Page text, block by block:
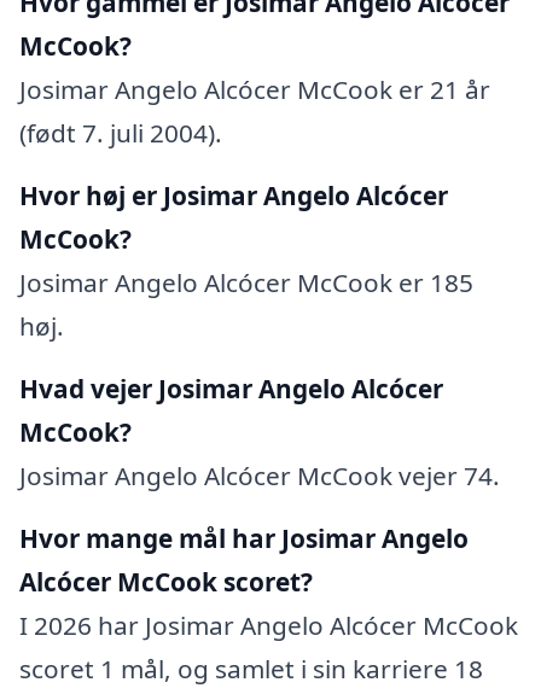
McCook?
Josimar Angelo Alcócer McCook er 21 år
(født 7. juli 2004).
Hvor høj er Josimar Angelo Alcócer
McCook?
Josimar Angelo Alcócer McCook er 185
høj.
Hvad vejer Josimar Angelo Alcócer
McCook?
Josimar Angelo Alcócer McCook vejer 74.
Hvor mange mål har Josimar Angelo
Alcócer McCook scoret?
I 2026 har Josimar Angelo Alcócer McCook
scoret 1 mål, og samlet i sin karriere 18